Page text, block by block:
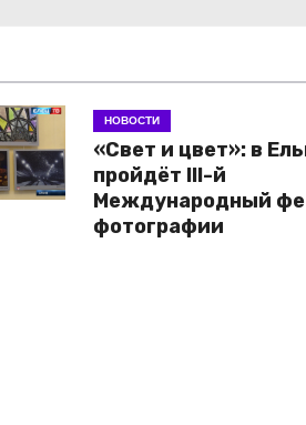
НОВОСТИ
«Свет и цвет»: в
пройдёт III-й
Международный
фотографии